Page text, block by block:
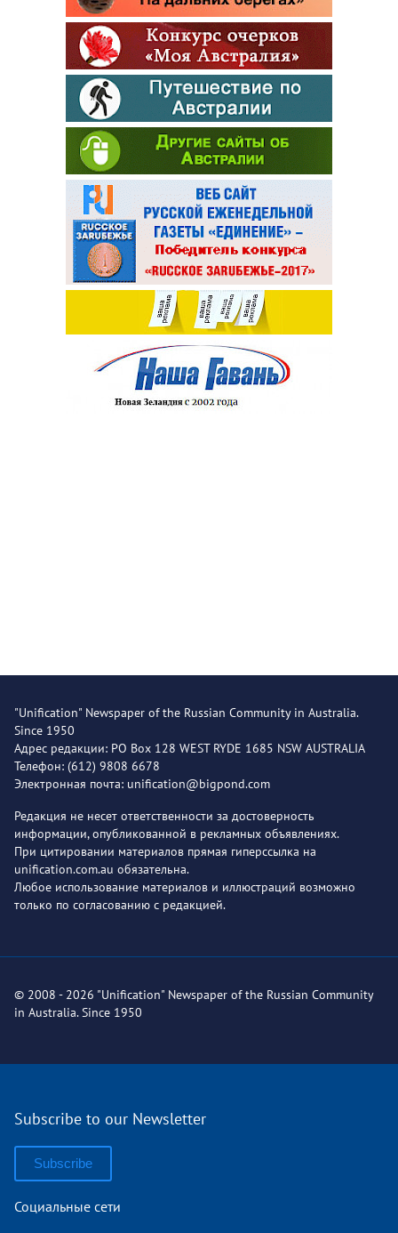
"Unification" Newspaper of the Russian Community in Australia.
Since 1950
Адрес редакции: PO Box 128 WEST RYDE 1685 NSW AUSTRALIA
Телефон: (612) 9808 6678
Электронная почта: unification@bigpond.com
Редакция не несет ответственности за достоверность
информации, опубликованной в рекламных объявлениях.
При цитировании материалов прямая гиперссылка на
unification.com.au обязательна.
Любое использование материалов и иллюстраций возможно
только по согласованию с редакцией.
© 2008 - 2026 "Unification" Newspaper of the Russian Community
in Australia. Since 1950
Subscribe to our Newsletter
Subscribe
Социальные сети